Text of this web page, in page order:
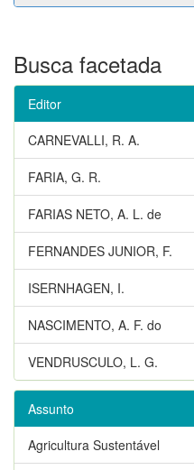
Busca facetada
Editor
CARNEVALLI, R. A.
FARIA, G. R.
FARIAS NETO, A. L. de
FERNANDES JUNIOR, F.
ISERNHAGEN, I.
NASCIMENTO, A. F. do
VENDRUSCULO, L. G.
Assunto
Agricultura Sustentável